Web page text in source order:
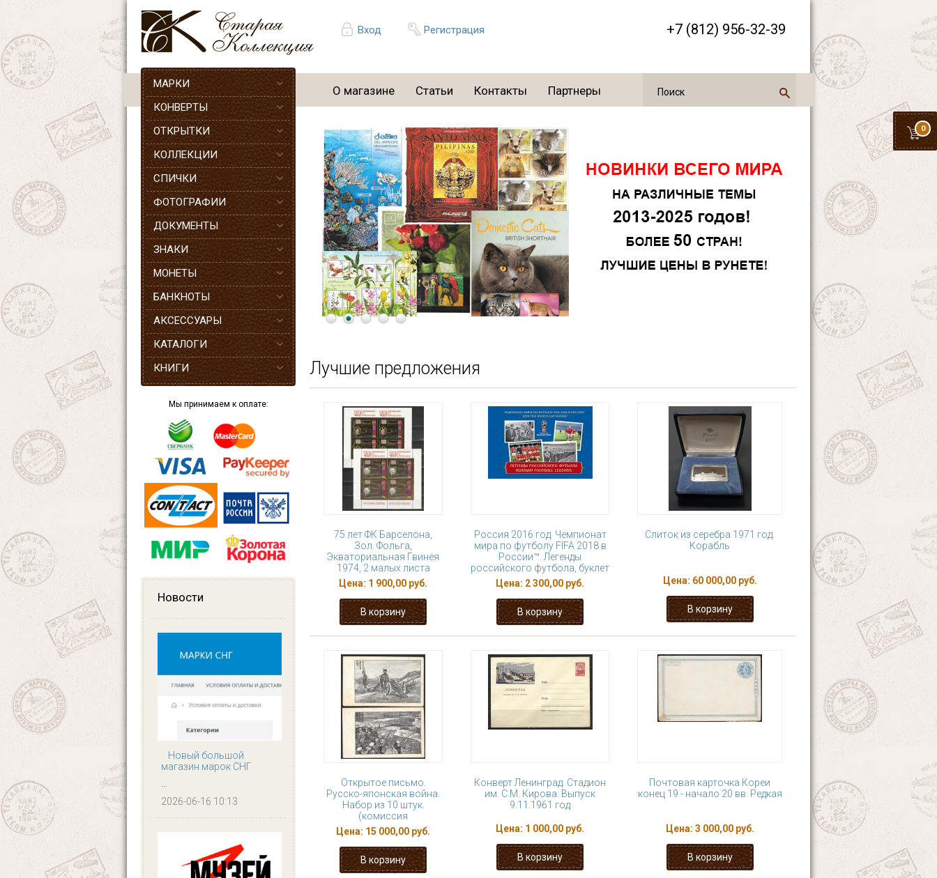
Вход Регистрация +7 (812) 956-32-39
0
О магазине Статьи Контакты Партнеры
МАРКИ
КОНВЕРТЫ
ОТКРЫТКИ
КОЛЛЕКЦИИ
СПИЧКИ
ФОТОГРАФИИ
ДОКУМЕНТЫ
ЗНАКИ
МОНЕТЫ
БАНКНОТЫ
АКСЕССУАРЫ
КАТАЛОГИ
КНИГИ
Мы принимаем к оплате:
Новости
Новый большой
магазин марок СНГ
...
2026-06-16 10:13
Лучшие предложения
75 лет ФК Барселона,
Зол. Фольга,
Экваториальная Гвинея
1974, 2 малых листа
Цена: 1 900,00 руб.
Россия 2016 год. Чемпионат
мира по футболу FIFA 2018 в
России™. Легенды
российского футбола, буклет
Цена: 2 300,00 руб.
Слиток из серебра 1971 год.
Корабль
Цена: 60 000,00 руб.
Открытое письмо.
Русско-японская война.
Набор из 10 штук.
(комиссия
Цена: 15 000,00 руб.
Конверт Ленинград. Стадион
им. С.М. Кирова. Выпуск
9.11.1961 год
Цена: 1 000,00 руб.
Почтовая карточка Кореи
конец 19 - начало 20 вв. Редкая
Цена: 3 000,00 руб.